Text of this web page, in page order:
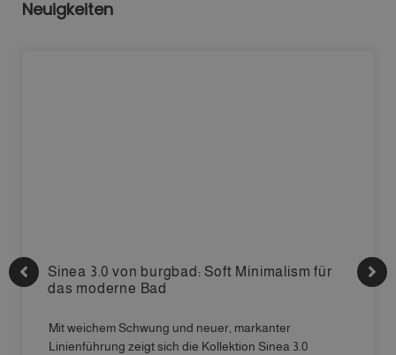
Neuigkeiten
Sinea 3.0 von burgbad: Soft Minimalism für
das moderne Bad
Mit weichem Schwung und neuer, markanter
Linienführung zeigt sich die Kollektion Sinea 3.0